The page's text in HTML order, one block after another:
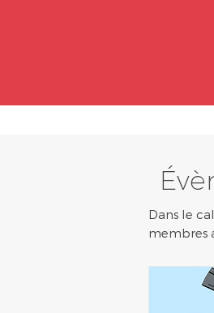
Dans le
membres